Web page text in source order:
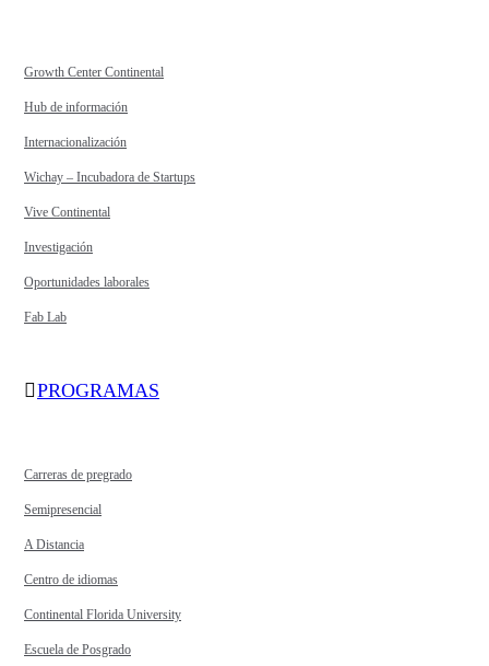
Growth Center Continental
Hub de información
Internacionalización
Wichay – Incubadora de Startups
Vive Continental
Investigación
Oportunidades laborales
Fab Lab
PROGRAMAS
Carreras de pregrado
Semipresencial
A Distancia
Centro de idiomas
Continental Florida University
Escuela de Posgrado